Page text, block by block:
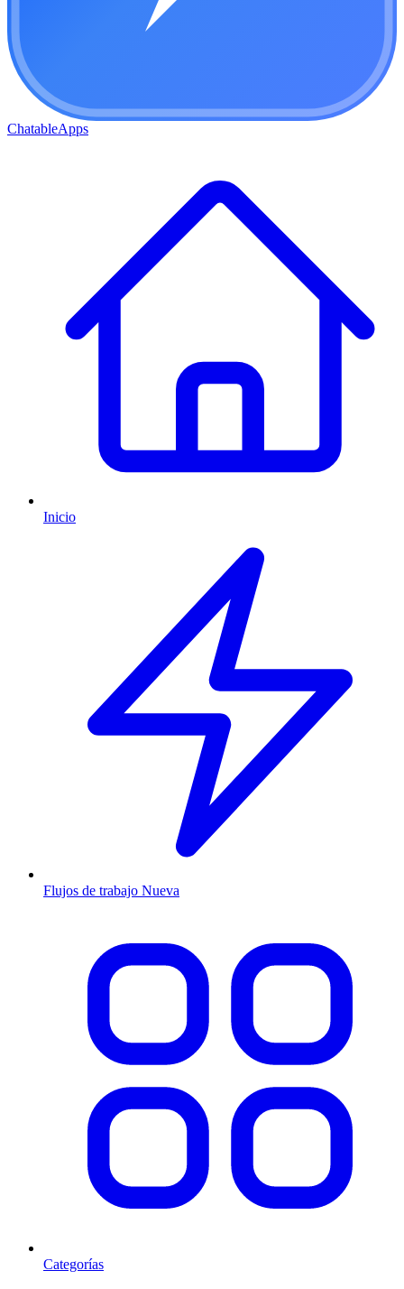
ChatableApps
Inicio
Flujos de trabajo Nueva
Categorías